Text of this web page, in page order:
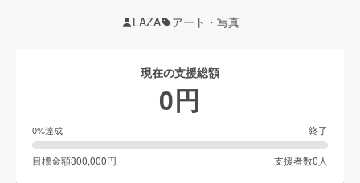
LAZA アート・写真
現在の支援総額
0円
0%達成 終了
目標金額300,000円 支援者数0 人